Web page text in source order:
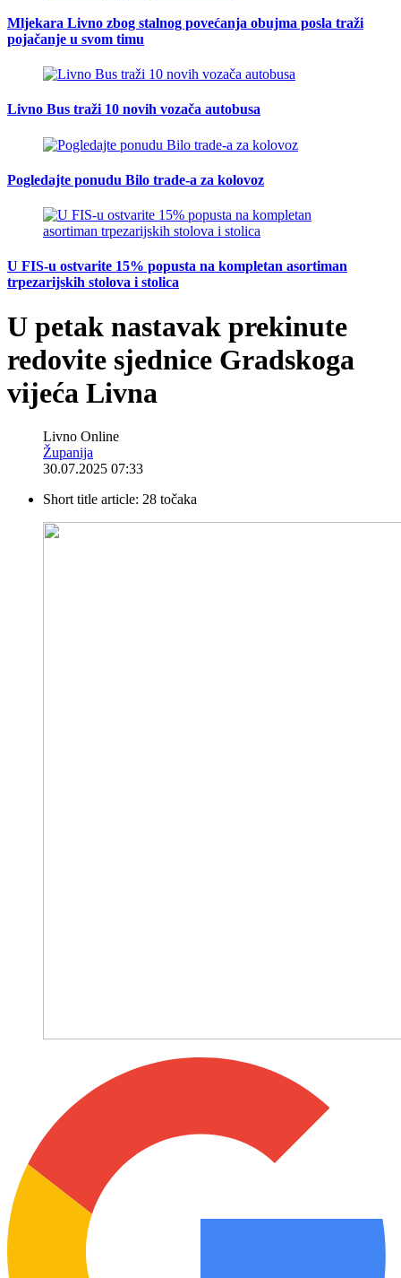
Mljekara Livno zbog stalnog povećanja obujma posla traži
pojačanje u svom timu
Livno Bus traži 10 novih vozača autobusa
Pogledajte ponudu Bilo trade-a za kolovoz
U FIS-u ostvarite 15% popusta na kompletan asortiman
trpezarijskih stolova i stolica
U petak nastavak prekinute
redovite sjednice Gradskoga
vijeća Livna
Livno Online
Županija
30.07.2025 07:33
Short title article: 28 točaka